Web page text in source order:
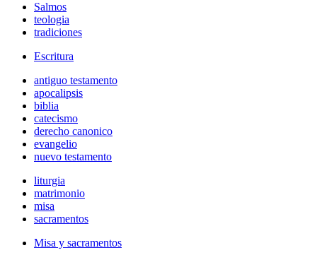
Salmos
teologia
tradiciones
Escritura
antiguo testamento
apocalipsis
biblia
catecismo
derecho canonico
evangelio
nuevo testamento
liturgia
matrimonio
misa
sacramentos
Misa y sacramentos